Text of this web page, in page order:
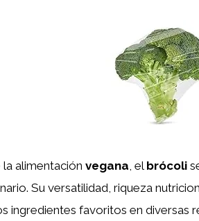
alimentación vegana, el brócoli
Su versatilidad, riqueza
ingredientes favoritos en diversas